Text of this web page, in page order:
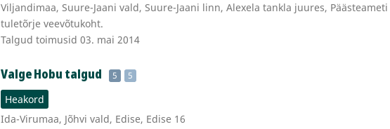
Viljandimaa, Suure-Jaani vald, Suure-Jaani linn, Alexela tankla juures,
tuletõrje veevõtukoht.
Talgud toimusid 03. mai 2014
Valge Hobu talgud 5 5
Heakord
Ida-Virumaa, Jõhvi vald, Edise, Edise 16